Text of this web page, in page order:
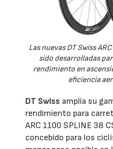
Las nuevas DT Swiss
sido desarrolladas
rendimiento en
eficiencia
DT Swiss amplía su
rendimiento para
ARC 1100 SPLINE 38
concebido para los